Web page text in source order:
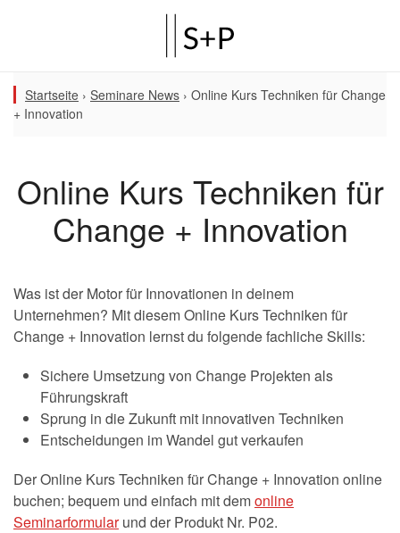
Startseite › Seminare News › Online Kurs Techniken für Change
+ Innovation
Online Kurs Techniken für
Change + Innovation
Was ist der Motor für Innovationen in deinem
Unternehmen? Mit diesem Online Kurs Techniken für
Change + Innovation lernst du folgende fachliche Skills:
Sichere Umsetzung von Change Projekten als
Führungskraft
Sprung in die Zukunft mit innovativen Techniken
Entscheidungen im Wandel gut verkaufen
Der Online Kurs Techniken für Change + Innovation online
buchen; bequem und einfach mit demonline
Seminarformularund der Produkt Nr. P02.